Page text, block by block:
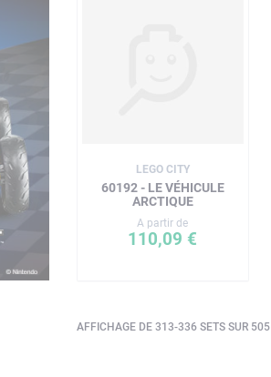
LEGO CITY
60192 - LE VÉHICULE
ARCTIQUE
A partir de
110,09 €
AFFICHAGE DE 313-336 SETS SUR 505